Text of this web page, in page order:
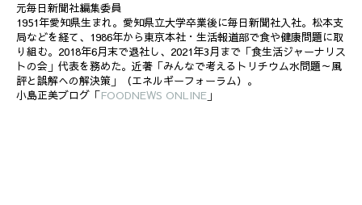
元毎日新聞社編集委員
1951年愛知県生まれ。愛知県立大学卒業後に毎日新聞社入社。松本支
局などを経て、1986年から東京本社・生活報道部で食や健康問題に取
り組む。2018年6月末で退社し、2021年3月まで「食生活ジャーナリス
トの会」代表を務めた。近著「みんなで考えるトリチウム水問題～風
評と誤解への解決策」（エネルギーフォーラム）。
小島正美ブログ「FOODNEWS ONLINE 」